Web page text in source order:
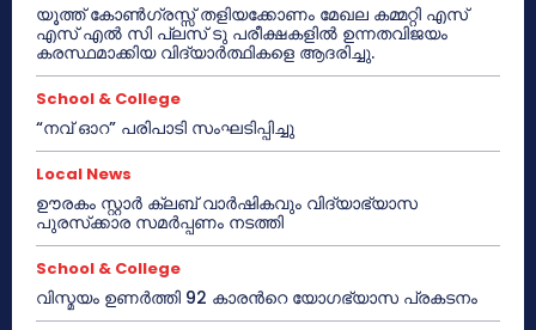
യൂത്ത് കോൺഗ്രസ്സ് തളിയക്കോണം മേഖല കമ്മറ്റി എസ്
എസ് എൽ സി പ്ലസ് ടു പരീക്ഷകളിൽ ഉന്നതവിജയം
കരസ്ഥമാക്കിയ വിദ്യാർത്ഥികളെ ആദരിച്ചു.
School & College
“നവ് ഓറ” പരിപാടി സംഘടിപ്പിച്ചു
Local News
ഊരകം സ്റ്റാർ ക്ലബ് വാർഷികവും വിദ്യാഭ്യാസ
പുരസ്‌ക്കാര സമർപ്പണം നടത്തി
School & College
വിസ്മയം ഉണർത്തി 92 കാരൻറെ യോഗഭ്യാസ പ്രകടനം